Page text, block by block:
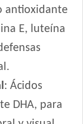
antioxidante
E, luteína
: Ácidos
DHA, para